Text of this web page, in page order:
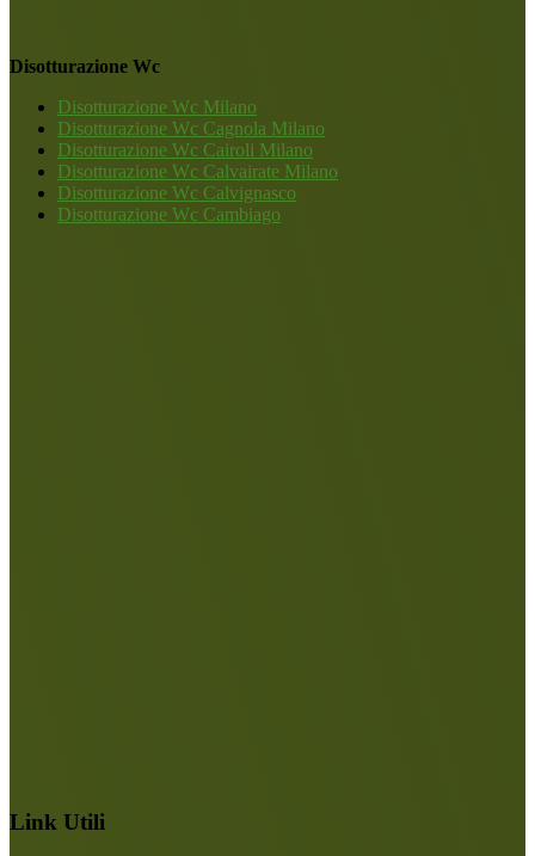
Disotturazione Wc
Disotturazione Wc Milano
Disotturazione Wc Cagnola Milano
Disotturazione Wc Cairoli Milano
Disotturazione Wc Calvairate Milano
Disotturazione Wc Calvignasco
Disotturazione Wc Cambiago
Link Utili